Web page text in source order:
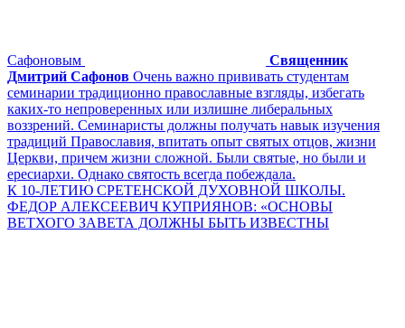
Сафоновым
Священник
Дмитрий Сафонов Очень важно прививать студентам
семинарии традиционно православные взгляды, избегать
каких-то непроверенных или излишне либеральных
воззрений. Семинаристы должны получать навык изучения
традиций Православия, впитать опыт святых отцов, жизни
Церкви, причем жизни сложной. Были святые, но были и
ересиархи. Однако святость всегда побеждала.
К 10-ЛЕТИЮ СРЕТЕНСКОЙ ДУХОВНОЙ ШКОЛЫ.
ФЕДОР АЛЕКСЕЕВИЧ КУПРИЯНОВ: «ОСНОВЫ
ВЕТХОГО ЗАВЕТА ДОЛЖНЫ БЫТЬ ИЗВЕСТНЫ